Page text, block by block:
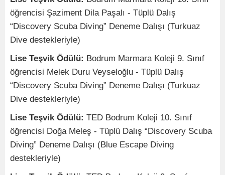
öğrencisi Şaziment Dila Paşalı - Tüplü Dalış
“Discovery Scuba Diving” Deneme Dalışı (Turkuaz
Dive destekleriyle)
Lise Teşvik Ödülü: Bodrum Marmara Koleji 9. Sınıf
öğrencisi Melek Duru Veyseloğlu - Tüplü Dalış
“Discovery Scuba Diving” Deneme Dalışı (Turkuaz
Dive destekleriyle)
Lise Teşvik Ödülü: TED Bodrum Koleji 10. Sınıf
öğrencisi Doğa Meleş - Tüplü Dalış “Discovery Scuba
Diving” Deneme Dalışı (Blue Escape Diving
destekleriyle)